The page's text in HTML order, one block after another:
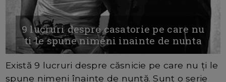
9 lucruri despre casatorie pe care nu
ti le spune nimeni inainte de nunta
Există 9 lucruri despre căsnicie pe care nu ți le
spune nimeni înainte de nuntă. Sunt o serie